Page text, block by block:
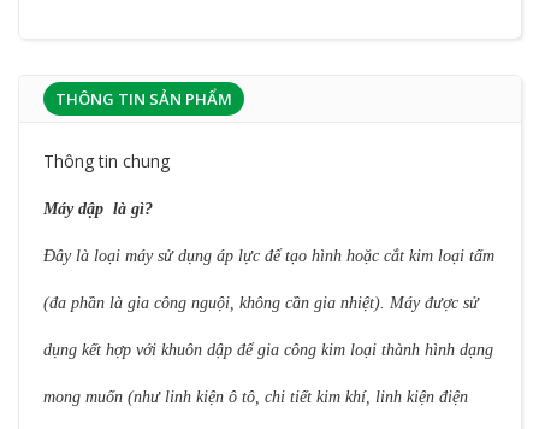
THÔNG TIN SẢN PHẨM
Thông tin chung
Máy dập là gì?
Đây là loại máy sử dụng áp lực để tạo hình hoặc cắt kim loại tấm
(đa phần là gia công nguội, không cần gia nhiệt). Máy được sử
dụng kết hợp với khuôn dập để gia công kim loại thành hình dạng
mong muốn (như linh kiện ô tô, chi tiết kim khí, linh kiện điện